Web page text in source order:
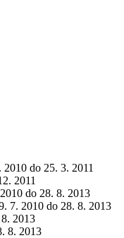
2010 do 25. 3. 2011
2011
do 28. 8. 2013
7. 2010 do 28. 8. 2013
2013
8. 2013